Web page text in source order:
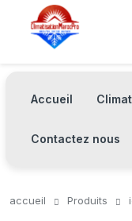
Accueil
Contactez nous
accueil Produits